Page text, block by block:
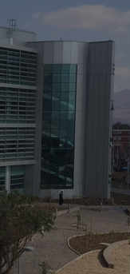
34 462 m².
Intensifs. 6.
Intensifs. 10.
4.
6.
253.